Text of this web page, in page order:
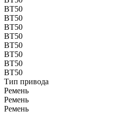
BT50
BT50
BT50
BT50
BT50
BT50
BT50
BT50
Тип привода
Ремень
Ремень
Ремень